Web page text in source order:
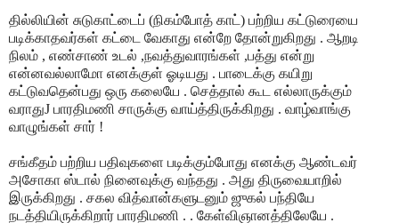
தில்லியின் சுடுகாட்டைப் (நிகம்போத் காட்) பற்றிய கட்டுரையை
படிக்காதவர்கள் கட்டை வேகாது என்றே தோன்றுகிறது . ஆறடி
நிலம் , எண்சாண் உடல் ,நவத்துவாரங்கள் ,பத்து என்று
என்னவல்லாமோ எனக்குள் ஓடியது . பாடைக்கு கயிறு
கட்டுவதென்பது ஒரு கலையே . செத்தால் கூட எல்லாருக்கும்
வராதுJ பாரதிமணி சாருக்கு வாய்த்திருக்கிறது . வாழ்வாங்கு
வாழுங்கள் சார் !
சங்கீதம் பற்றிய பதிவுகளை படிக்கும்போது எனக்கு ஆண்டவர்
அசோகா ஸ்டால் நினைவுக்கு வந்தது . அது திருவையாறில்
இருக்கிறது . சகல வித்வான்களுடனும் ஜுகல் பந்தியே
நடத்தியிருக்கிறார் பாரதிமணி . . கேள்விஞானத்திலேயே .